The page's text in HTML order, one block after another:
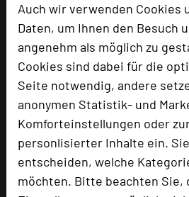
Auch wir verwenden Cookies
Daten, um Ihnen den Besuch
angenehm als möglich zu
Cookies sind dabei für die
Seite notwendig, andere
anonymen Statistik- und
Komforteinstellungen oder
personlisierter Inhalte ein.
entscheiden, welche
möchten. Bitte beachten Sie,
Frische Luft, eine fantastische
viel Platz
Nutzen Sie das große grüne
bei schönem Wetter und
Vorteil, den unsere weitläufige
bieten hat.